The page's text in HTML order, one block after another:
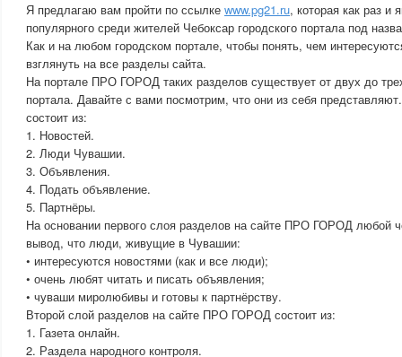
Я предлагаю вам пройти по ссылке www.pg21.ru, которая как раз и
популярного среди жителей Чебоксар городского портала под
Как и на любом городском портале, чтобы понять, чем
взглянуть на все разделы сайта.
На портале ПРО ГОРОД таких разделов существует от двух до
портала. Давайте с вами посмотрим, что они из себя
состоит из:
1. Новостей.
2. Люди Чувашии.
3. Объявления.
4. Подать объявление.
5. Партнёры.
На основании первого слоя разделов на сайте ПРО ГОРОД любой
вывод, что люди, живущие в Чувашии:
• интересуются новостями (как и все люди);
• очень любят читать и писать объявления;
• чуваши миролюбивы и готовы к партнёрству.
Второй слой разделов на сайте ПРО ГОРОД состоит из:
1. Газета онлайн.
2. Раздела народного контроля.